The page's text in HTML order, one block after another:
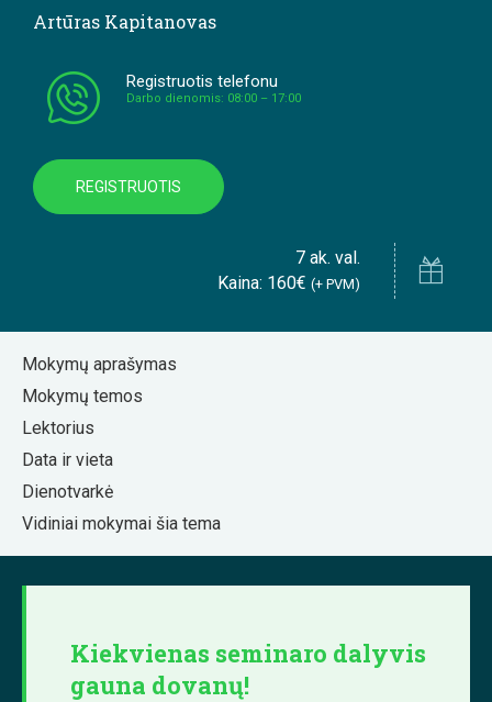
Artūras Kapitanovas
Registruotis telefonu
Darbo dienomis: 08:00 – 17:00
REGISTRUOTIS
7 ak. val.
Kaina: 160€ (+ PVM)
Mokymų aprašymas
Mokymų temos
Lektorius
Data ir vieta
Dienotvarkė
Vidiniai mokymai šia tema
Kiekvienas seminaro dalyvis
gauna dovanų!